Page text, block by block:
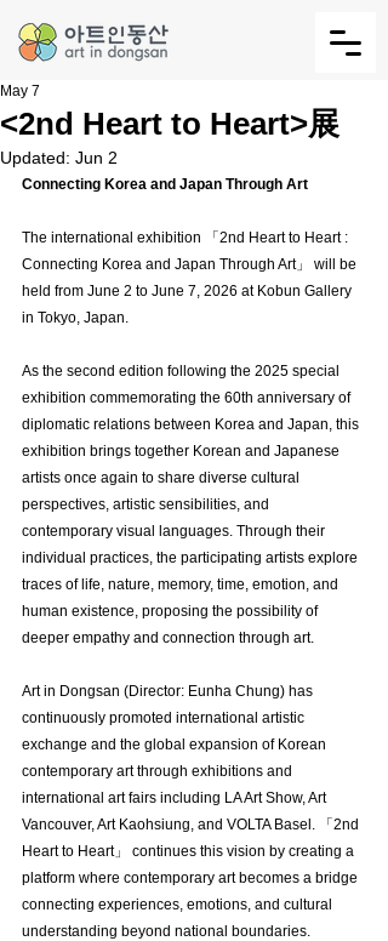
<2nd Heart to Heart>展
May 7
Updated: Jun 2
Connecting Korea and Japan Through Art
The international exhibition 「2nd Heart to Heart :
Connecting Korea and Japan Through Art」 will be
held from June 2 to June 7, 2026 at Kobun Gallery
in Tokyo, Japan.
As the second edition following the 2025 special
exhibition commemorating the 60th anniversary of
diplomatic relations between Korea and Japan, this
exhibition brings together Korean and Japanese
artists once again to share diverse cultural
perspectives, artistic sensibilities, and
contemporary visual languages. Through their
individual practices, the participating artists explore
traces of life, nature, memory, time, emotion, and
human existence, proposing the possibility of
deeper empathy and connection through art.
Art in Dongsan (Director: Eunha Chung) has
continuously promoted international artistic
exchange and the global expansion of Korean
contemporary art through exhibitions and
international art fairs including LA Art Show, Art
Vancouver, Art Kaohsiung, and VOLTA Basel. 「2nd
Heart to Heart」 continues this vision by creating a
platform where contemporary art becomes a bridge
connecting experiences, emotions, and cultural
understanding beyond national boundaries.